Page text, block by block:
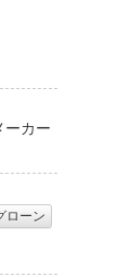
ーカー
ローン